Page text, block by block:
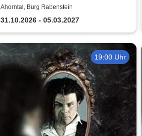
Ahorntal, Burg Rabenstein
31.10.2026 - 05.03.2027
19:00 Uhr